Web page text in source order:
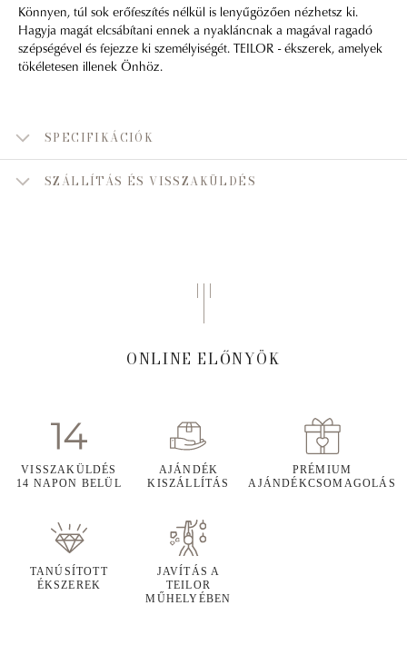
Könnyen, túl sok erőfeszítés nélkül is lenyűgözően nézhetsz ki.
Hagyja magát elcsábítani ennek a nyakláncnak a magával ragadó
szépségével és fejezze ki személyiségét. TEILOR - ékszerek, amelyek
tökéletesen illenek Önhöz.
SPECIFIKÁCIÓK
SZÁLLÍTÁS ÉS VISSZAKÜLDÉS
ONLINE ELŐNYÖK
VISSZAKÜLDÉS
14 NAPON BELÜL
AJÁNDÉK
KISZÁLLÍTÁS
PRÉMIUM
AJÁNDÉKCSOMAGOLÁS
TANÚSÍTOTT
ÉKSZEREK
JAVÍTÁS A
TEILOR
MŰHELYÉBEN